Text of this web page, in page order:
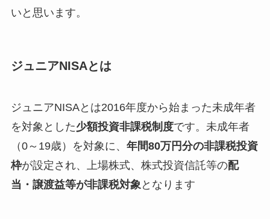
いと思います。
ジュニアNISAとは
ジュニアNISAとは2016年度から始まった未成年者
を対象とした少額投資非課税制度です。未成年者
（0～19歳）を対象に、 年間80万円分の非課税投資
枠が設定され、上場株式、株式投資信託等の配
当・譲渡益等が非課税対象となります